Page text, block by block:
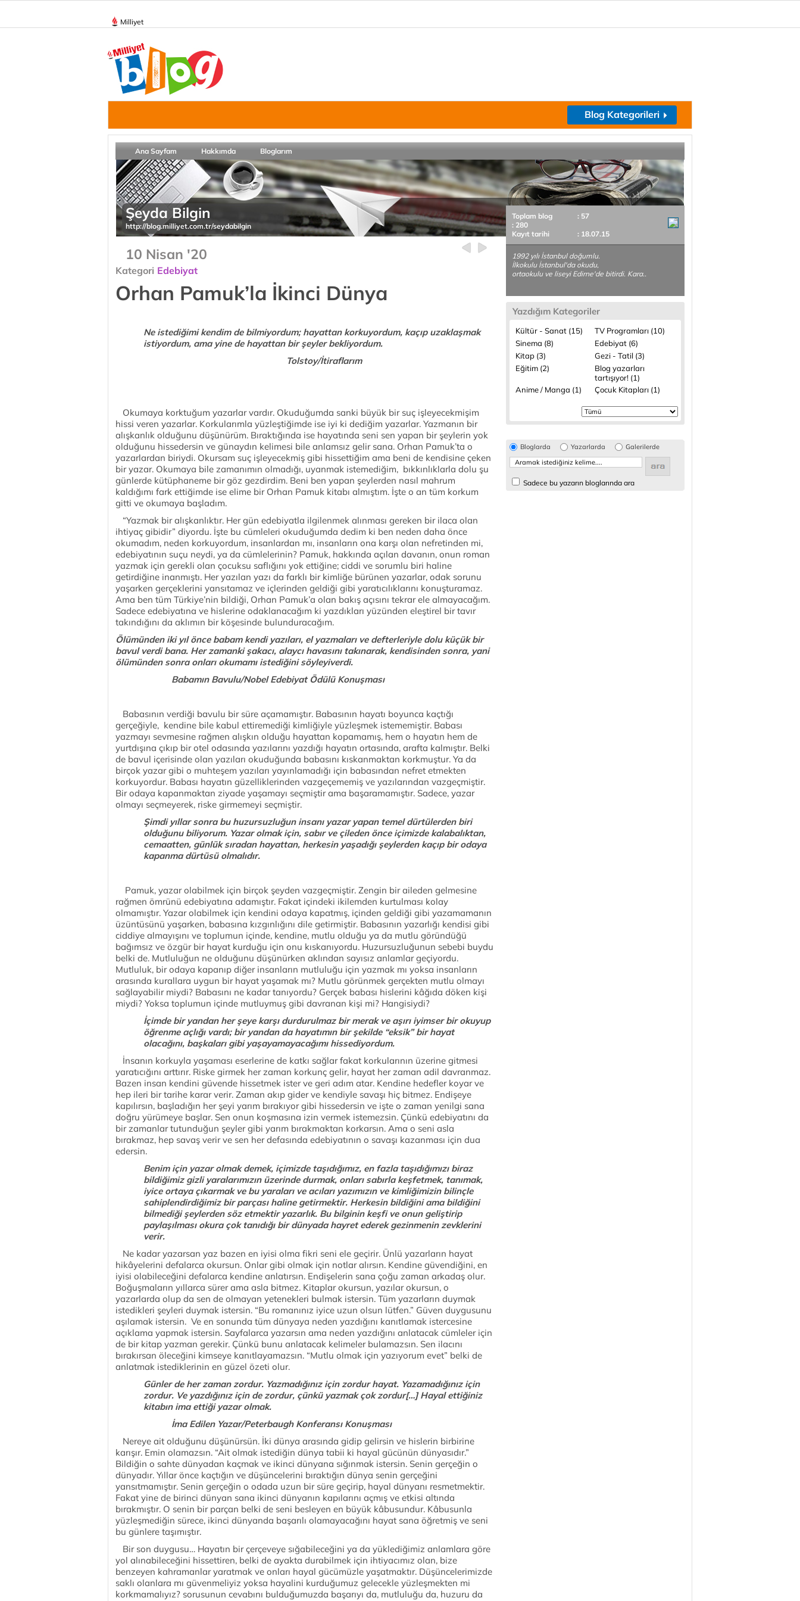
Milliyet
Blog Kategorileri
Ana Sayfam Hakkımda Bloglarım
Şeyda Bilgin
http://blog.milliyet.com.tr/seydabilgin
10 Nisan '20
Kategori Edebiyat
Orhan Pamuk’la İkinci Dünya
Ne istediğimi kendim de bilmiyordum; hayattan korkuyordum, kaçıp uzaklaşmak
istiyordum, ama yine de hayattan bir şeyler bekliyordum.
Tolstoy/İtiraflarım
Okumaya korktuğum yazarlar vardır. Okuduğumda sanki büyük bir suç işleyecekmişim
hissi veren yazarlar. Korkularımla yüzleştiğimde ise iyi ki dediğim yazarlar. Yazmanın bir
alışkanlık olduğunu düşünürüm. Bıraktığında ise hayatında seni sen yapan bir şeylerin yok
olduğunu hissedersin ve günaydın kelimesi bile anlamsız gelir sana. Orhan Pamuk’ta o
yazarlardan biriydi. Okursam suç işleyecekmiş gibi hissettiğim ama beni de kendisine çeken
bir yazar. Okumaya bile zamanımın olmadığı, uyanmak istemediğim, bıkkınlıklarla dolu şu
günlerde kütüphaneme bir göz gezdirdim. Beni ben yapan şeylerden nasıl mahrum
kaldığımı fark ettiğimde ise elime bir Orhan Pamuk kitabı almıştım. İşte o an tüm korkum
gitti ve okumaya başladım.
“Yazmak bir alışkanlıktır. Her gün edebiyatla ilgilenmek alınması gereken bir ilaca olan
ihtiyaç gibidir” diyordu. İşte bu cümleleri okuduğumda dedim ki ben neden daha önce
okumadım, neden korkuyordum, insanlardan mı, insanların ona karşı olan nefretinden mi,
edebiyatının suçu neydi, ya da cümlelerinin? Pamuk, hakkında açılan davanın, onun roman
yazmak için gerekli olan çocuksu saflığını yok ettiğine; ciddi ve sorumlu biri haline
getirdiğine inanmıştı. Her yazılan yazı da farklı bir kimliğe bürünen yazarlar, odak sorunu
yaşarken gerçeklerini yansıtamaz ve içlerinden geldiği gibi yaratıcılıklarını konuşturamaz.
Ama ben tüm Türkiye’nin bildiği, Orhan Pamuk’a olan bakış açısını tekrar ele almayacağım.
Sadece edebiyatına ve hislerine odaklanacağım ki yazdıkları yüzünden eleştirel bir tavır
takındığını da aklımın bir köşesinde bulunduracağım.
Ölümünden iki yıl önce babam kendi yazıları, el yazmaları ve defterleriyle dolu küçük bir
bavul verdi bana. Her zamanki şakacı, alaycı havasını takınarak, kendisinden sonra, yani
ölümünden sonra onları okumamı istediğini söyleyiverdi.
Babamın Bavulu/Nobel Edebiyat Ödülü Konuşması
Babasının verdiği bavulu bir süre açamamıştır. Babasının hayatı boyunca kaçtığı
gerçeğiyle, kendine bile kabul ettiremediği kimliğiyle yüzleşmek istememiştir. Babası
yazmayı sevmesine rağmen alışkın olduğu hayattan kopamamış, hem o hayatın hem de
yurtdışına çıkıp bir otel odasında yazılarını yazdığı hayatın ortasında, arafta kalmıştır. Belki
de bavul içerisinde olan yazıları okuduğunda babasını kıskanmaktan korkmuştur. Ya da
birçok yazar gibi o muhteşem yazıları yayınlamadığı için babasından nefret etmekten
korkuyordur. Babası hayatın güzelliklerinden vazgeçememiş ve yazılarından vazgeçmiştir.
Bir odaya kapanmaktan ziyade yaşamayı seçmiştir ama başaramamıştır. Sadece, yazar
olmayı seçmeyerek, riske girmemeyi seçmiştir.
Şimdi yıllar sonra bu huzursuzluğun insanı yazar yapan temel dürtülerden biri
olduğunu biliyorum. Yazar olmak için, sabır ve çileden önce içimizde kalabalıktan,
cemaatten, günlük sıradan hayattan, herkesin yaşadığı şeylerden kaçıp bir odaya
kapanma dürtüsü olmalıdır.
Pamuk, yazar olabilmek için birçok şeyden vazgeçmiştir. Zengin bir aileden gelmesine
rağmen ömrünü edebiyatına adamıştır. Fakat içindeki ikilemden kurtulması kolay
olmamıştır. Yazar olabilmek için kendini odaya kapatmış, içinden geldiği gibi yazamamanın
üzüntüsünü yaşarken, babasına kızgınlığını dile getirmiştir. Babasının yazarlığı kendisi gibi
ciddiye almayışını ve toplumun içinde, kendine, mutlu olduğu ya da mutlu göründüğü
bağımsız ve özgür bir hayat kurduğu için onu kıskanıyordu. Huzursuzluğunun sebebi buydu
belki de. Mutluluğun ne olduğunu düşünürken aklından sayısız anlamlar geçiyordu.
Mutluluk, bir odaya kapanıp diğer insanların mutluluğu için yazmak mı yoksa insanların
arasında kurallara uygun bir hayat yaşamak mı? Mutlu görünmek gerçekten mutlu olmayı
sağlayabilir miydi? Babasını ne kadar tanıyordu? Gerçek babası hislerini kâğıda döken kişi
miydi? Yoksa toplumun içinde mutluymuş gibi davranan kişi mi? Hangisiydi?
İçimde bir yandan her şeye karşı durdurulmaz bir merak ve aşırı iyimser bir okuyup
öğrenme açlığı vardı; bir yandan da hayatımın bir şekilde “eksik” bir hayat
olacağını, başkaları gibi yaşayamayacağımı hissediyordum.
İnsanın korkuyla yaşaması eserlerine de katkı sağlar fakat korkularının üzerine gitmesi
yaratıcığını arttırır. Riske girmek her zaman korkunç gelir, hayat her zaman adil davranmaz.
Bazen insan kendini güvende hissetmek ister ve geri adım atar. Kendine hedefler koyar ve
hep ileri bir tarihe karar verir. Zaman akıp gider ve kendiyle savaşı hiç bitmez. Endişeye
kapılırsın, başladığın her şeyi yarım bırakıyor gibi hissedersin ve işte o zaman yenilgi sana
doğru yürümeye başlar. Sen onun koşmasına izin vermek istemezsin. Çünkü edebiyatını da
bir zamanlar tutunduğun şeyler gibi yarım bırakmaktan korkarsın. Ama o seni asla
bırakmaz, hep savaş verir ve sen her defasında edebiyatının o savaşı kazanması için dua
edersin.
Benim için yazar olmak demek, içimizde taşıdığımız, en fazla taşıdığımızı biraz
bildiğimiz gizli yaralarımızın üzerinde durmak, onları sabırla keşfetmek, tanımak,
iyice ortaya çıkarmak ve bu yaraları ve acıları yazımızın ve kimliğimizin bilinçle
sahiplendirdiğimiz bir parçası haline getirmektir. Herkesin bildiğini ama bildiğini
bilmediği şeylerden söz etmektir yazarlık. Bu bilginin keşfi ve onun geliştirip
paylaşılması okura çok tanıdığı bir dünyada hayret ederek gezinmenin zevklerini
verir.
Ne kadar yazarsan yaz bazen en iyisi olma fikri seni ele geçirir. Ünlü yazarların hayat
hikâyelerini defalarca okursun. Onlar gibi olmak için notlar alırsın. Kendine güvendiğini, en
iyisi olabileceğini defalarca kendine anlatırsın. Endişelerin sana çoğu zaman arkadaş olur.
Boğuşmaların yıllarca sürer ama asla bitmez. Kitaplar okursun, yazılar okursun, o
yazarlarda olup da sen de olmayan yetenekleri bulmak istersin. Tüm yazarların duymak
istedikleri şeyleri duymak istersin. “Bu romanınız iyice uzun olsun lütfen.” Güven duygusunu
aşılamak istersin. Ve en sonunda tüm dünyaya neden yazdığını kanıtlamak istercesine
açıklama yapmak istersin. Sayfalarca yazarsın ama neden yazdığını anlatacak cümleler için
de bir kitap yazman gerekir. Çünkü bunu anlatacak kelimeler bulamazsın. Sen ilacını
bırakırsan öleceğini kimseye kanıtlayamazsın. “Mutlu olmak için yazıyorum evet” belki de
anlatmak istediklerinin en güzel özeti olur.
Günler de her zaman zordur. Yazmadığınız için zordur hayat. Yazamadığınız için
zordur. Ve yazdığınız için de zordur, çünkü yazmak çok zordur[…] Hayal ettiğiniz
kitabın ima ettiği yazar olmak.
İma Edilen Yazar/Peterbaugh Konferansı Konuşması
Nereye ait olduğunu düşünürsün. İki dünya arasında gidip gelirsin ve hislerin birbirine
karışır. Emin olamazsın. “Ait olmak istediğin dünya tabii ki hayal gücünün dünyasıdır.”
Bildiğin o sahte dünyadan kaçmak ve ikinci dünyana sığınmak istersin. Senin gerçeğin o
dünyadır. Yıllar önce kaçtığın ve düşüncelerini bıraktığın dünya senin gerçeğini
yansıtmamıştır. Senin gerçeğin o odada uzun bir süre geçirip, hayal dünyanı resmetmektir.
Fakat yine de birinci dünyan sana ikinci dünyanın kapılarını açmış ve etkisi altında
bırakmıştır. O senin bir parçan belki de seni besleyen en büyük kâbusundur. Kâbusunla
yüzleşmediğin sürece, ikinci dünyanda başarılı olamayacağını hayat sana öğretmiş ve seni
bu günlere taşımıştır.
Bir son duygusu… Hayatın bir çerçeveye sığabileceğini ya da yüklediğimiz anlamlara göre
yol alınabileceğini hissettiren, belki de ayakta durabilmek için ihtiyacımız olan, bize
benzeyen kahramanlar yaratmak ve onları hayal gücümüzle yaşatmaktır. Düşüncelerimizde
saklı olanlara mı güvenmeliyiz yoksa hayalini kurduğumuz gelecekle yüzleşmekten mi
korkmamalıyız? sorusunun cevabını bulduğumuzda başarıyı da, mutluluğu da, huzuru da
Toplam blog
: 57
: 280
Kayıt tarihi
: 18.07.15
1992 yılı İstanbul doğumlu.
İlkokulu İstanbul'da okudu,
ortaokulu ve liseyi Edirne'de bitirdi. Kara..
Yazdığım Kategoriler
Kültür - Sanat (15)
TV Programları (10)
Sinema (8)
Edebiyat (6)
Kitap (3)
Gezi - Tatil (3)
Eğitim (2)
Blog yazarları
tartışıyor! (1)
Anime / Manga (1) Çocuk Kitapları (1)
Bloglarda Yazarlarda Galerilerde
Sadece bu yazarın bloglarında ara